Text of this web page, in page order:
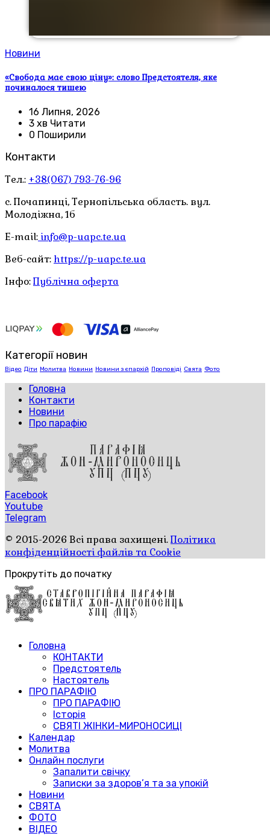
Новини
«Свобода має свою ціну»: слово Предстоятеля, яке
починалося тишею
16 Липня, 2026
3 хв Читати
0 Поширили
Контакти
Тел.: +38(067) 793-76-96
с. Почапинці, Тернопільська область. вул.
Молодіжна, 1б
E-mail: info@p-uapc.te.ua
Веб-сайт: https://p-uapc.te.ua
Інфо:Публічна оферта
Категорії новин
Відео Діти Молитва Новини Новини з єпархій Проповіді Свята Фото
Головна
Контакти
Новини
Про парафію
Facebook
Youtube
Telegram
© 2015-2026 Всі права захищені.Політика
конфіденційності файлів та Cookie
Прокрутіть до початку
Головна
КОНТАКТИ
Предстоятель
Настоятель
ПРО ПАРАФІЮ
ПРО ПАРАФІЮ
Історія
СВЯТІ ЖІНКИ-МИРОНОСИЦІ
Календар
Молитва
Онлайн послуги
Запалити свічку
Записки за здоров’я та за упокій
Новини
СВЯТА
ФОТО
ВІДЕО